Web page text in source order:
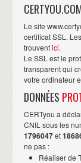
Le site
certificat SSL.
trouventici.
Le SSL est le
transparent qui
votre ordinateur
DONNÉES
CERTyou a
CNIL sous les
1796047et
ne pas :
Réaliser de